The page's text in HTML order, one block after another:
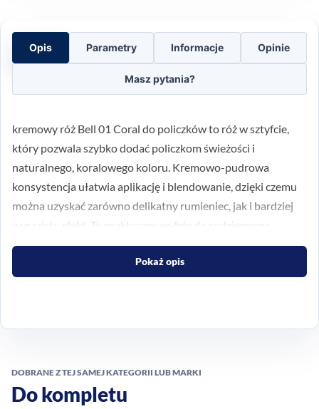
Opis Parametry Informacje Opinie
Masz pytania?
kremowy róż Bell 01 Coral do policzków to róż w sztyfcie,
który pozwala szybko dodać policzkom świeżości i
naturalnego, koralowego koloru. Kremowo-pudrowa
konsystencja ułatwia aplikację i blendowanie, dzięki czemu
można uzyskać zarówno delikatny rumieniec, jak i bardziej
wyrazisty efekt. To praktyczny wybór do codziennego
makijażu, zwłaszcza gdy zależy Ci na wygodnym formacie i
równomiernym wykończeniu.
szybkiego odświeżenia cery
wygląd twarzy i nadać jej promienny charakter. Róż można
stopniować, dlatego łatwo dopasować intensywność do
Pokaż opis
DOBRANE Z TEJ SAMEJ KATEGORII LUB MARKI
Do kompletu